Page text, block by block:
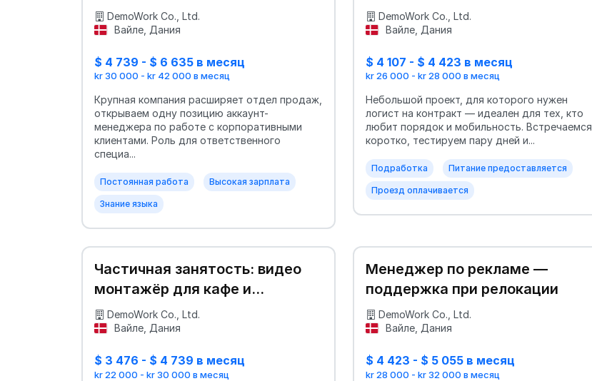
DemoWork Co., Ltd.
Вайле, Дания
$ 4 739 - $ 6 635 в месяц
kr 30 000 - kr 42 000 в месяц
Крупная компания расширяет отдел продаж,
открываем одну позицию аккаунт-
менеджера по работе с корпоративными
клиентами. Роль для ответственного
специа...
Постоянная работа Высокая зарплата
Знание языка
📦DemoWork Co., Ltd.
Вайле, Дания
$ 4 107 - $ 4 423 в месяц
kr 26 000 - kr 28 000 в месяц
Небольшой проект, для которого нужен
логист на контракт — идеален для тех, кто
любит порядок и мобильность. Встречаемся
коротко, тестируем пару дней и...
Подработка Питание предоставляется
Проезд оплачивается
Частичная занятость: видео
монтажёр для кафе и
соцмедиа
DemoWork Co., Ltd.
Вайле, Дания
$ 3 476 - $ 4 739 в месяц
kr 22 000 - kr 30 000 в месяц
Менеджер по рекламе —
поддержка при релокации
DemoWork Co., Ltd.
Вайле, Дания
$ 4 423 - $ 5 055 в месяц
kr 28 000 - kr 32 000 в месяц